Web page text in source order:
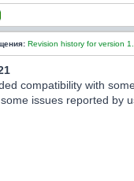
Revision history for version
compatibility with
issues reported by